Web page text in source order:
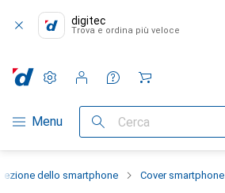
digitec
Trova e ordina più veloce
Categoria Navigazione
Menu Cerca
Impostazioni
Conto cliente
Liste di confronto
Liste dei desideri
Carrello
dello smartphone Cover smartphone